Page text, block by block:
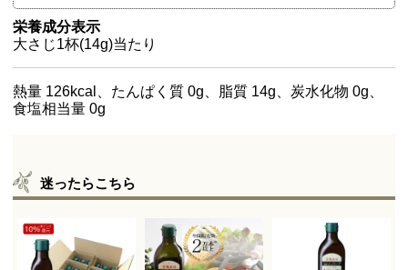
栄養成分表示
大さじ1杯(14g)当たり
熱量 126kcal、たんぱく質 0g、脂質 14g、炭水化物 0g、
食塩相当量 0g
迷ったらこちら